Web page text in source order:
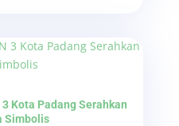
Kota Padang Serahkan
Simbolis